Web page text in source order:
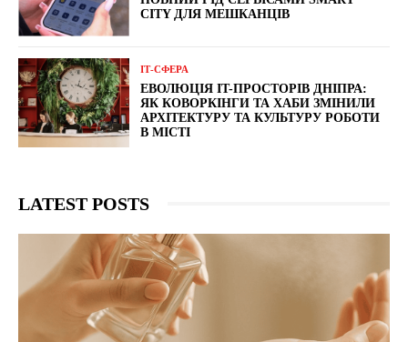
CITY ДЛЯ МЕШКАНЦІВ
ІТ-СФЕРА
ЕВОЛЮЦІЯ IT-ПРОСТОРІВ ДНІПРА:
ЯК КОВОРКІНГИ ТА ХАБИ ЗМІНИЛИ
АРХІТЕКТУРУ ТА КУЛЬТУРУ РОБОТИ
В МІСТІ
LATEST POSTS